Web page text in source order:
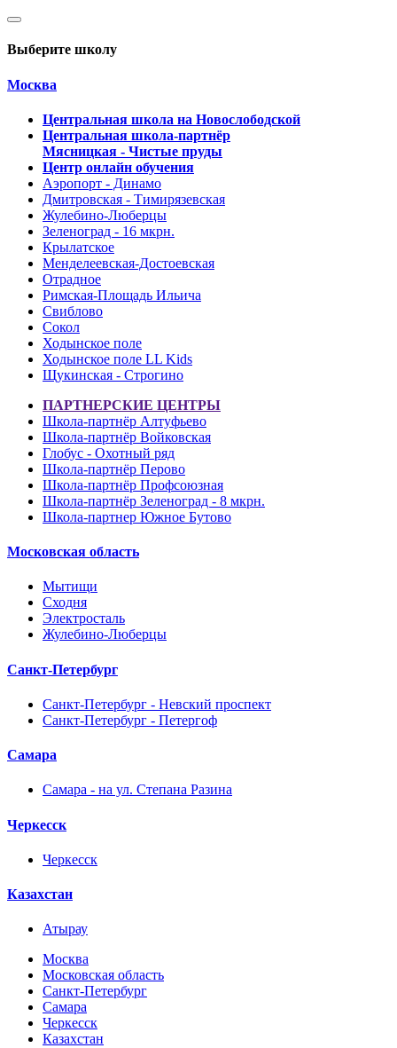
Выберите школу
Москва
Центральная школа на Новослободской
Центральная школа-партнёр
Мясницкая - Чистые пруды
Центр онлайн обучения
Аэропорт - Динамо
Дмитровская - Тимирязевская
Жулебино-Люберцы
Зеленоград - 16 мкрн.
Крылатское
Менделеевская-Достоевская
Отрадное
Римская-Площадь Ильича
Свиблово
Сокол
Ходынское поле
Ходынское поле LL Kids
Щукинская - Строгино
ПАРТНЕРСКИЕ ЦЕНТРЫ
Школа-партнёр Алтуфьево
Школа-партнёр Войковская
Глобус - Охотный ряд
Школа-партнёр Перово
Школа-партнёр Профсоюзная
Школа-партнёр Зеленоград - 8 мкрн.
Школа-партнер Южное Бутово
Московская область
Мытищи
Сходня
Электросталь
Жулебино-Люберцы
Санкт-Петербург
Санкт-Петербург - Невский проспект
Санкт-Петербург - Петергоф
Самара
Самара - на ул. Степана Разина
Черкесск
Черкесск
Казахстан
Атырау
Москва
Московская область
Санкт-Петербург
Самара
Черкесск
Казахстан